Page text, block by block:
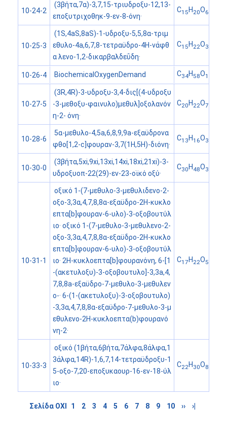
10-24-2
(3βήτα,7α)-3,7,15-τριυδροξυ-12,13-
εποξυτριχοθηκ-9-εν-8-όνη·
C15H 20O6
10-25-3
(1S,4aS,8aS)-1-υδροξυ-5,5,8α-τριμ
εθυλο-4a,6,7,8-τετραϋδρο-4H-νάφθ
α λενο-1,2-δικαρβαλδεΰδη·
C15H 22O3
10-26-4 BiochemicalOxygenDemand C34H 58O12
10-27-5
(3R,4R)-3-υδροξυ-3,4-δις[(4-υδροξυ
-3-μεθοξυ-φαινυλο)μεθυλ]οξολανόν
η-2- όνη·
C20H 22O7
10-28-6
5α-μεθυλο-4,5a,6,8,9,9a-εξαϋδρονα
φθο[1,2-c]φουραν-3,7(1H,5H)-διόνη·
C13H16O3
10-30-0
(3βήτα,5xi,9xi,13xi,14xi,18xi,21xi)-3-
υδροξυοπ-22(29)-εν-23-οϊκό οξύ·
C30H48O3
10-31-1
οξικό 1-(7-μεθυλο-3-μεθυλιδενο-2-
οξο-3,3α,4,7,8,8α-εξαϋδρο-2H-κυκλο
επτα[b]φουραν-6-υλο)-3-οξοβουτύλ
ιο· οξικό 1-(7-μεθυλο-3-μεθυλενο-2-
οξο-3,3α,4,7,8,8α-εξαϋδρο-2H-κυκλο
επτα[b]φουραν-6-υλο)-3-οξοβουτύλ
ιο· 2H-κυκλοεπτα[b]φουρανόνη, 6-[1
-(ακετυλοξυ)-3-οξοβουτυλο]-3,3a,4,
7,8,8a-εξαϋδρο-7-μεθυλο-3-μεθυλεν
ο-· 6-(1-(ακετυλοξυ)-3-οξοβουτυλο)
-3,3α,4,7,8,8α-εξαϋδρο-7-μεθυλο-3-μ
εθυλενο-2H-κυκλοεπτα(b)φουρανό
νη-2·
C17H 22O5
10-33-3
οξικό (1βήτα,6βήτα,7άλφα,8άλφα,1
3άλφα,14R)-1,6,7,14-τετραϋδροξυ-1
5-οξο-7,20-εποξυκαουρ-16-εν-18-ύλ
ιο·
C22H30O8
Σελίδα ΟΧΙ 1 2 3 4 5 6 7 8 9 10 ›› ›|